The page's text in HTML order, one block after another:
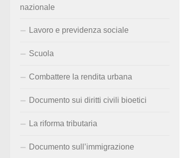
nazionale
Lavoro e previdenza sociale
Scuola
Combattere la rendita urbana
Documento sui diritti civili bioetici
La riforma tributaria
Documento sull’immigrazione